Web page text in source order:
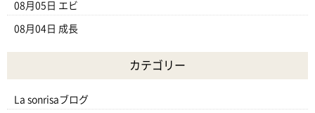
08月05日 エビ
08月04日 成長
カテゴリー
La sonrisaブログ